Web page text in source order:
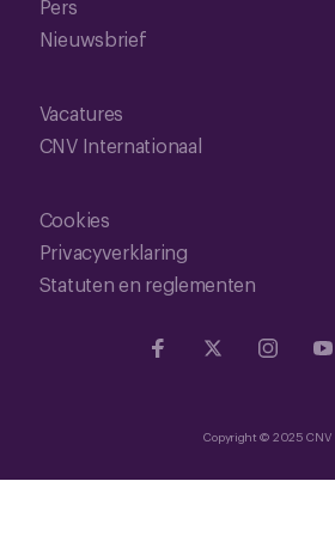
Pers
Nieuwsbrief
Vacatures
CNV Internationaal
Cookies
Privacyverklaring
Statuten en reglementen
Copyright © 2025 CNV